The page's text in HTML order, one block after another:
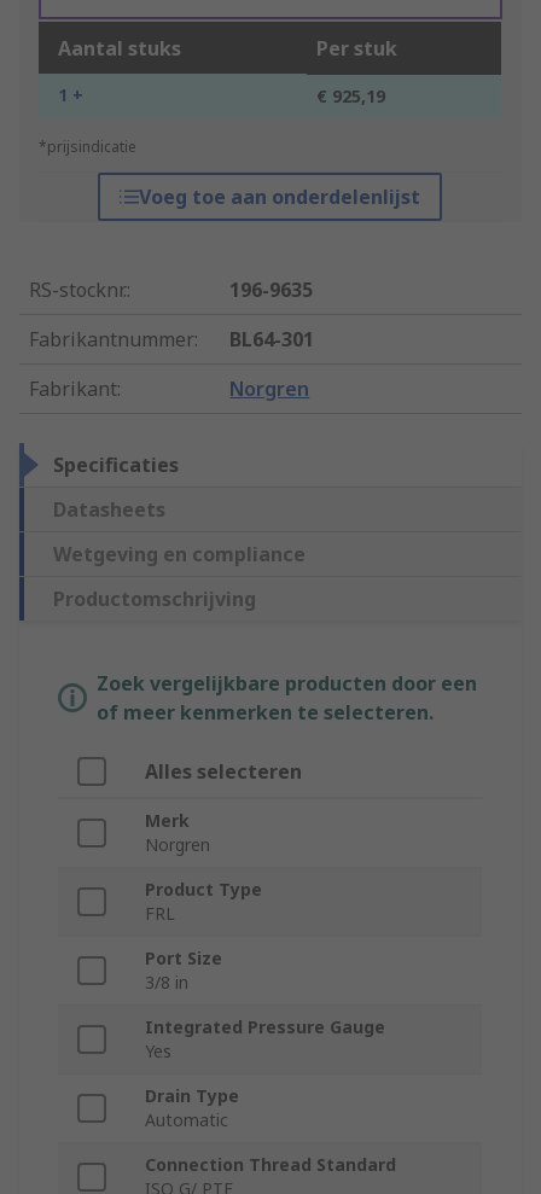
Aantal stuks Per stuk
1 + € 925,19
*prijsindicatie
Voeg toe aan onderdelenlijst
RS-stocknr.:
196-9635
Fabrikantnummer:
BL64-301
Fabrikant: Norgren
Specificaties
Datasheets
Wetgeving en compliance
Productomschrijving
Zoek vergelijkbare producten door een
of meer kenmerken te selecteren.
Alles selecteren
Merk
Norgren
Product Type
FRL
Port Size
3/8 in
Integrated Pressure Gauge
Yes
Drain Type
Automatic
Connection Thread Standard
ISO G/ PTF